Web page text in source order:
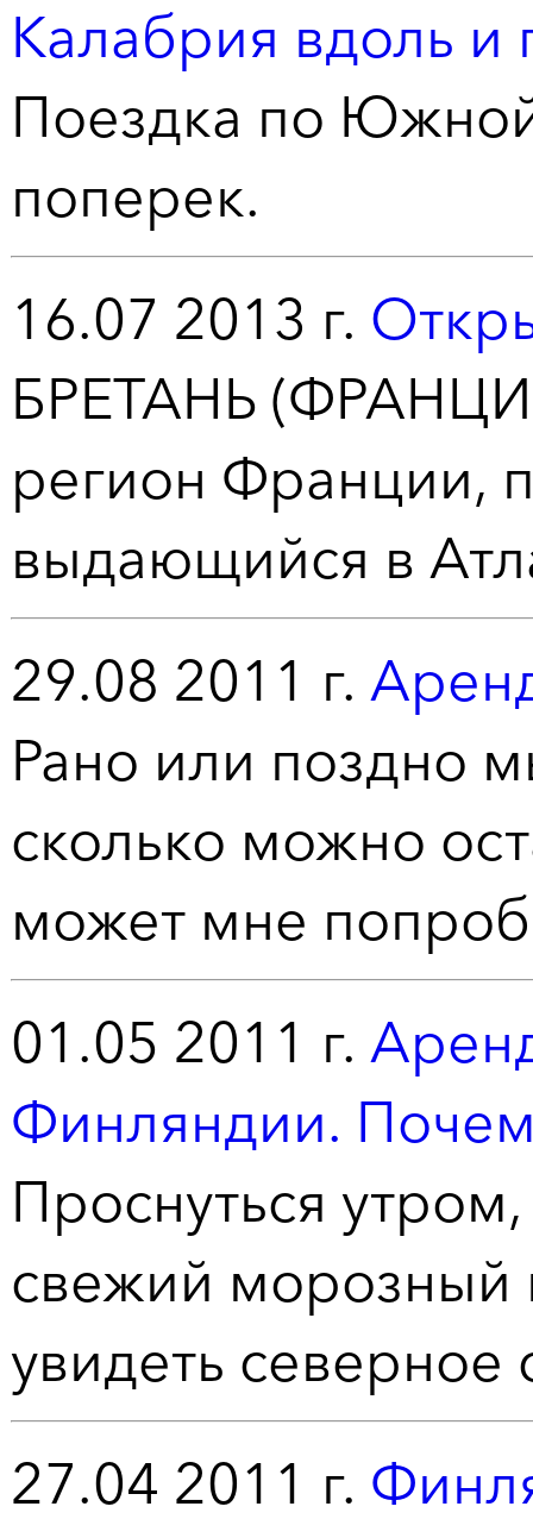
Калабрия вдоль и
Поездка по
поперек.
16.07 2013 г.
БРЕТАНЬ
регион Франции,
выдающийся в
29.08 2011 г.
Рано или поздно
сколько можно
может мне
01.05 2011 г.
Финляндии.
Проснуться
свежий морозный
увидеть северное
27.04 2011 г.